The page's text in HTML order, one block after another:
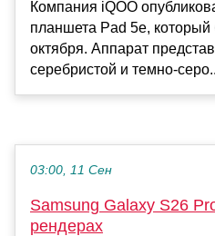
Компания iQOO
планшета Pad 5e, который
октября. Аппарат
серебристой и темно-
03:00, 11 Сен
Samsung Galaxy S26
рендерах